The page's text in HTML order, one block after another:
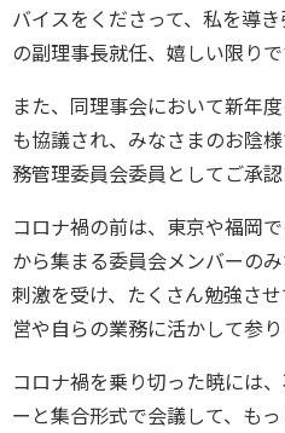
バイスをくださって、私を導
の副理事長就任、嬉しい限りで
また、同理事会において新年
も協議され、みなさまのお陰
務管理委員会委員としてご承認
コロナ禍の前は、東京や福岡
から集まる委員会メンバーの
刺激を受け、たくさん勉強さ
営や自らの業務に活かして参り
コロナ禍を乗り切った暁には
ーと集合形式で会議して、も